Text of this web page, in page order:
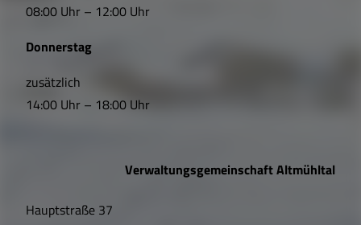
n
k
s
08:00 Uhr – 12:00 Uhr
Donnerstag
zusätzlich
14:00 Uhr – 18:00 Uhr
Verwaltungsgemeinschaft Altmühltal
Hauptstraße 37